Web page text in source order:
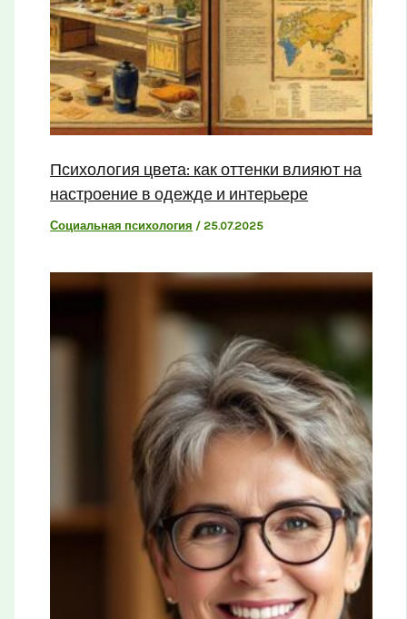
Психология цвета: как оттенки влияют на
настроение в одежде и интерьере
Социальная психология /25.07.2025